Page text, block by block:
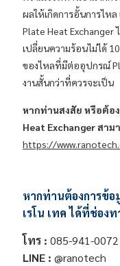
ผลให้เกิดการอั้นการไหล
Plate Heat Exchanger
เปลี่ยนความร้อนไม่ได้
ของไหลที่มีต่ออุปกรณ์
งานสั้นกว่าที่ควรจะเป็น
หากท่านสงสัย หรือต้อ
Heat Exchanger สา
https://
หากท่านต้องการข้อ
เรโน เทค ได้ที่ช่อง
โทร : 085-941-0072
LINE : @ranotech